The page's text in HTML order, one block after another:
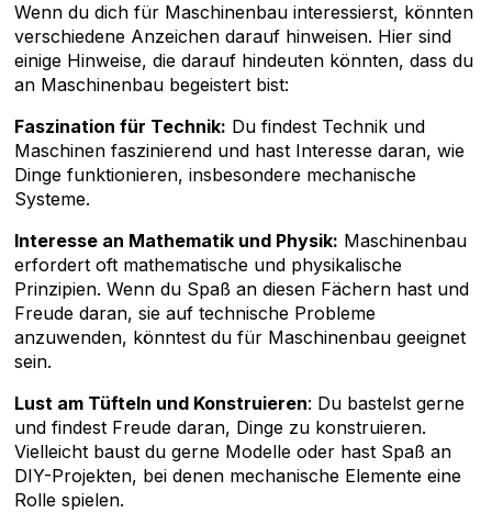
Wenn du dich für Maschinenbau interessierst, könnten
verschiedene Anzeichen darauf hinweisen. Hier sind
einige Hinweise, die darauf hindeuten könnten, dass du
an Maschinenbau begeistert bist:
Faszination für Technik: Du findest Technik und
Maschinen faszinierend und hast Interesse daran, wie
Dinge funktionieren, insbesondere mechanische
Systeme.
Interesse an Mathematik und Physik: Maschinenbau
erfordert oft mathematische und physikalische
Prinzipien. Wenn du Spaß an diesen Fächern hast und
Freude daran, sie auf technische Probleme
anzuwenden, könntest du für Maschinenbau geeignet
sein.
Lust am Tüfteln und Konstruieren: Du bastelst gerne
und findest Freude daran, Dinge zu konstruieren.
Vielleicht baust du gerne Modelle oder hast Spaß an
DIY-Projekten, bei denen mechanische Elemente eine
Rolle spielen.